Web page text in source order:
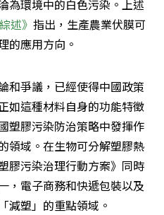
為環境中的白色污染。上述
述》指出，生產農業伏膜可
的應用方向。
和爭議，已經使得中國政策
如這種材料自身的功能特徵
塑膠污染防治策略中發揮作
領域。在生物可分解塑膠熱
膠污染治理行動方案》同時
，電子商務和快遞包裝以及
減塑」的重點領域。